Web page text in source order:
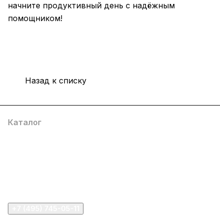
начните продуктивный день с надёжным
помощником!
Назад к списку
Каталог